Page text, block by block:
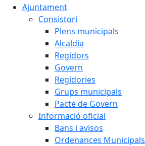
Ajuntament
Consistori
Plens municipals
Alcaldia
Regidors
Govern
Regidories
Grups municipals
Pacte de Govern
Informació oficial
Bans i avisos
Ordenances Municipals